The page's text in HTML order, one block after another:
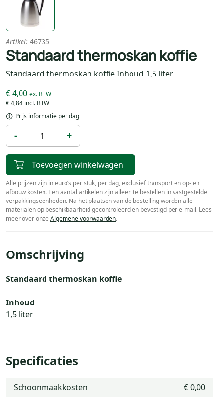
Artikel: 46735
Standaard thermoskan koffie
Standaard thermoskan koffie Inhoud 1,5 liter
€ 4,84
€ 4,00
Prijs informatie per dag
- +
Toevoegen winkelwagen
Alle prijzen zijn in euro’s per stuk, per dag, exclusief transport en op- en
afbouw kosten. Een aantal artikelen zijn alleen te bestellen in vastgestelde
verpakkingseenheden. Na het plaatsen van de bestelling worden alle
materialen op beschikbaarheid gecontroleerd en bevestigd per e-mail. Lees
meer over onze Algemene voorwaarden.
Omschrijving
Standaard thermoskan koffie
Inhoud
1,5 liter
Specificaties
Schoonmaakkosten € 0,00